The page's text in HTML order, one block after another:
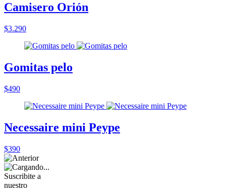
Camisero Orión
$3.290
Gomitas pelo
$490
Necessaire mini Peype
$390
Suscribite a
nuestro